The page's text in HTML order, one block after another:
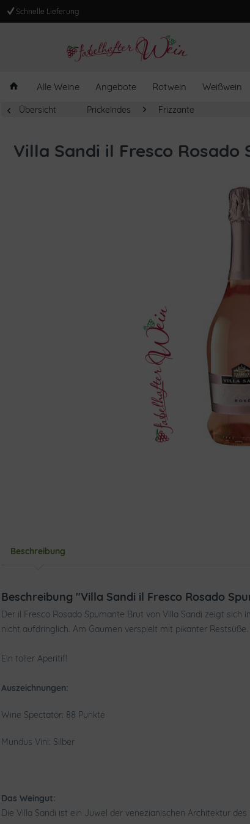
Schnelle Lieferung
Alle Weine Angebote Rotwein Weißwein
Übersicht Prickelndes Frizzante
Villa Sandi il Fresco Rosado
Beschreibung
Beschreibung "Villa Sandi il Fresco Rosado
Der il Fresco Rosado Spumante Brut von Villa Sandi zeigt
nicht aufdringlich. Am Gaumen verspielt mit pikanter
Ein toller Aperitif!
Auszeichnungen:
Wine Spectator: 88 Punkte
Mundus Vini: Silber
Das Weingut:
Die Villa Sandi ist ein Juwel der venezianischen Architektur des